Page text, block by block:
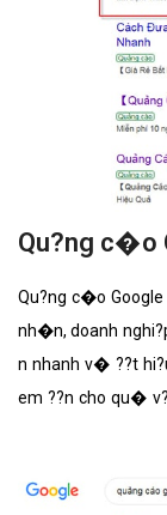
Qu?ng c�o
Qu?ng c�o
nh�n, doanh
n nhanh v� ??t
em ??n cho qu�